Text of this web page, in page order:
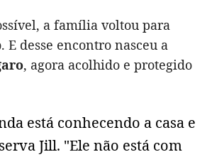
a família voltou para
E desse encontro nasceu a
, agora acolhido e protegido
está conhecendo a casa e
Jill. "Ele não está com